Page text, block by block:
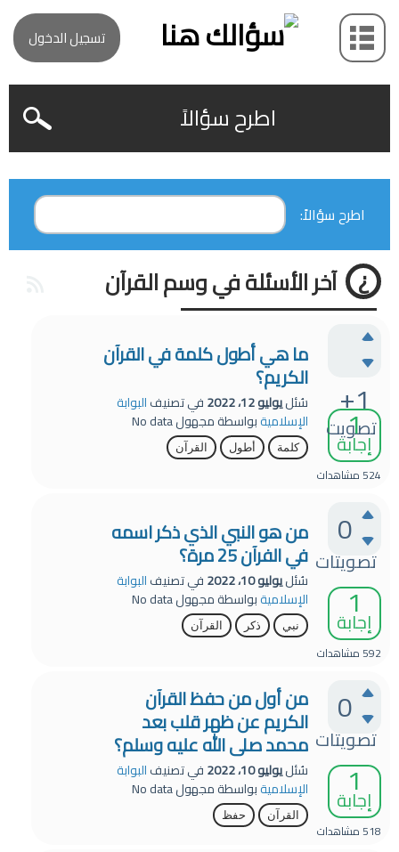
تسجيل الدخول
اطرح سؤالاً
اطرح سؤالاً:
آخر الأسئلة في وسم القرآن
+1
تصويت
1
إجابة
524مشاهدات
ما هي أطول كلمة في القرآن
الكريم؟
سُئليوليو 12، 2022 في تصنيفالبوابة
الإسلاميةبواسطةمجهولNo data
كلمة أطول القرآن
0
تصويتات
1
إجابة
592مشاهدات
من هو النبي الذي ذكر اسمه
في الفرآن 25 مرة؟
سُئليوليو 10، 2022 في تصنيفالبوابة
الإسلاميةبواسطةمجهولNo data
نبي ذكر القرآن
0
تصويتات
1
إجابة
518مشاهدات
من أول من حفظ القرآن
الكريم عن ظهر قلب بعد
محمد صلى الله عليه وسلم؟
سُئليوليو 10، 2022 في تصنيفالبوابة
الإسلاميةبواسطةمجهولNo data
القرآن حفظ